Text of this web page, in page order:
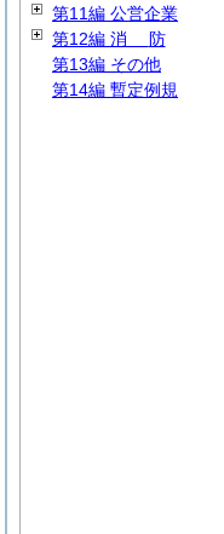
第11編 公営企業
第12編 消 防
第13編 その他
第14編 暫定例規